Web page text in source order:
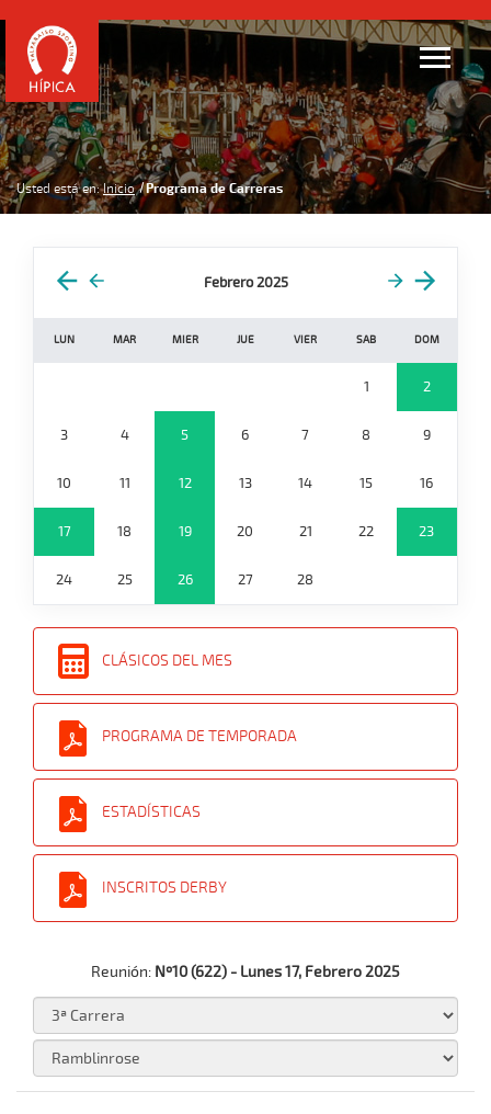
Usted está en: Inicio Programa de Carreras
Febrero 2025
LUN MAR MIER JUE VIER SAB DOM
1 2
3 4 5 6 7 8 9
10 11 12 13 14 15 16
17 18 19 20 21 22 23
24 25 26 27 28
CLÁSICOS DEL MES
PROGRAMA DE TEMPORADA
ESTADÍSTICAS
INSCRITOS DERBY
Reunión: Nº10 (622) - Lunes 17, Febrero 2025